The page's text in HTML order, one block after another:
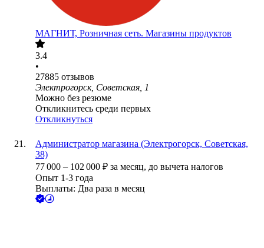
МАГНИТ, Розничная сеть. Магазины продуктов
3.4
•
27885 отзывов
Электрогорск, Советская, 1
Можно без резюме
Откликнитесь среди первых
Откликнуться
Администратор магазина (Электрогорск, Советская,
38)
77 000 – 102 000 ₽ за месяц, до вычета налогов
Опыт 1-3 года
Выплаты: Два раза в месяц